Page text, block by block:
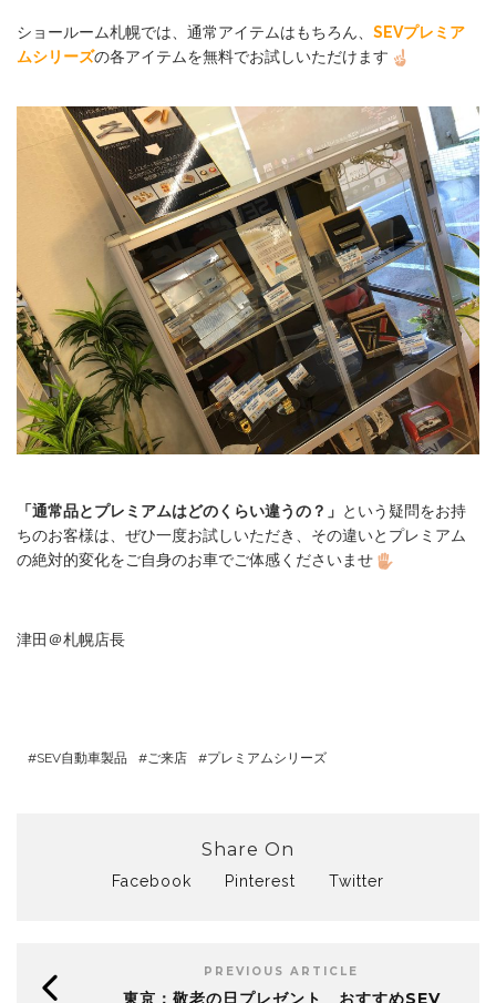
ショールーム札幌では、通常アイテムはもちろん、 SEVプレミア
ムシリーズの各アイテムを無料でお試しいただけます
「通常品とプレミアムはどのくらい違うの？」 という疑問をお持
ちのお客様は、ぜひ一度お試しいただき、その違いとプレミアム
の絶対的変化をご自身のお車でご体感くださいませ
津田＠札幌店長
SEV自動車製品 ご来店 プレミアムシリーズ
Share On
Facebook Pinterest Twitter
PREVIOUS ARTICLE
東京：敬老の日プレゼント おすすめSEV